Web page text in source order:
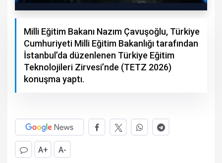
Milli Eğitim Bakanı Nazım Çavuşoğlu, Türkiye
Cumhuriyeti Milli Eğitim Bakanlığı tarafından
İstanbul’da düzenlenen Türkiye Eğitim
Teknolojileri Zirvesi’nde (TETZ 2026)
konuşma yaptı.
A+ A-